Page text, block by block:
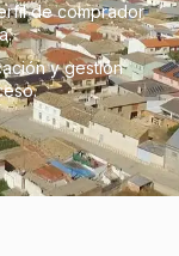
de comprador
y gestión